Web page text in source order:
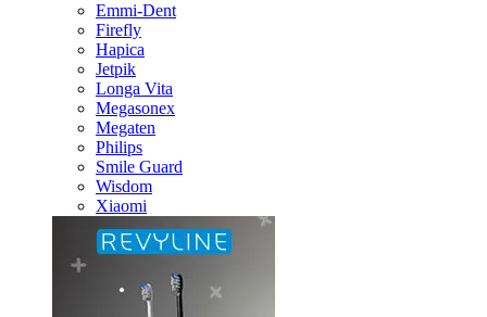
Emmi-Dent
Firefly
Hapica
Jetpik
Longa Vita
Megasonex
Megaten
Philips
Smile Guard
Wisdom
Xiaomi